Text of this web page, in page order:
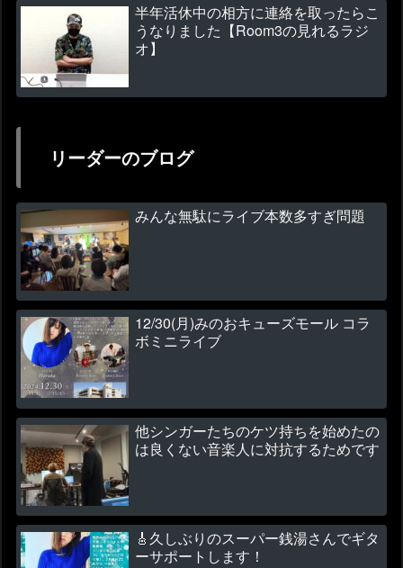
半年活休中の相方に連絡を取ったらこ
うなりました【Room3の見れるラジ
オ】
リーダーのブログ
みんな無駄にライブ本数多すぎ問題
12/30(月)みのおキューズモール コラ
ボミニライブ
他シンガーたちのケツ持ちを始めたの
は良くない音楽人に対抗するためです
🎸久しぶりのスーパー銭湯さんでギタ
ーサポートします！